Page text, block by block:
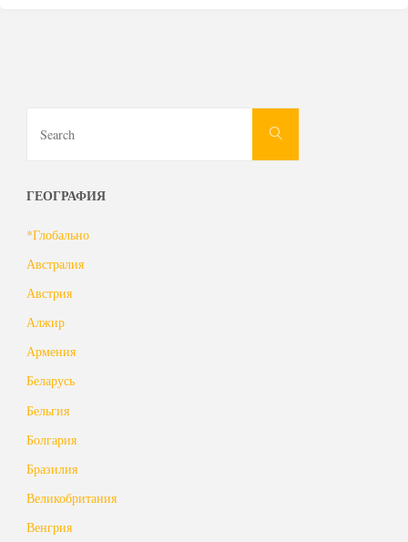
Search
ГЕОГРАФИЯ
*Глобально
Австралия
Австрия
Алжир
Армения
Беларусь
Бельгия
Болгария
Бразилия
Великобритания
Венгрия